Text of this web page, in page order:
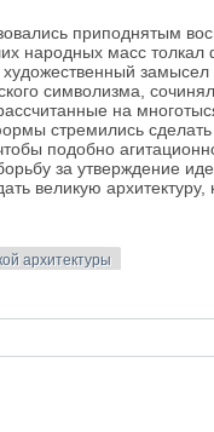
приподнятым
народных масс толкал
замысел
символизма,
на
стремились сделать
подобно
за утверждение
великую архитектуру,
архитектуры